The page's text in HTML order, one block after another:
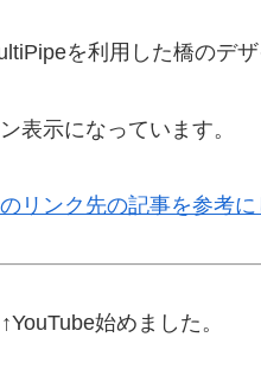
を利用した橋のデザ
表示になっています。
リンク先の記事を参考に
↑YouTube始めました。